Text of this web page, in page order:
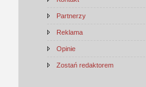
Partnerzy
Reklama
Opinie
Zostań redaktorem